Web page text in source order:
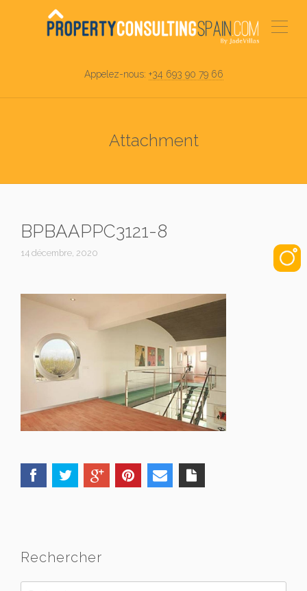
Appelez-nous: +34 693 90 79 66
Attachment
BPBAAPPC3121-8
14 décembre, 2020
Rechercher